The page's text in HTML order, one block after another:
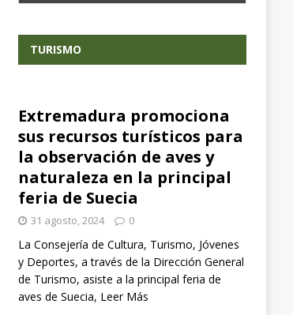
TURISMO
Extremadura promociona
sus recursos turísticos para
la observación de aves y
naturaleza en la principal
feria de Suecia
31 agosto, 2024 0
La Consejería de Cultura, Turismo, Jóvenes
y Deportes, a través de la Dirección General
de Turismo, asiste a la principal feria de
aves de Suecia, Leer Más